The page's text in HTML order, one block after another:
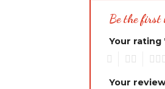
Be the first
Your rating
Your